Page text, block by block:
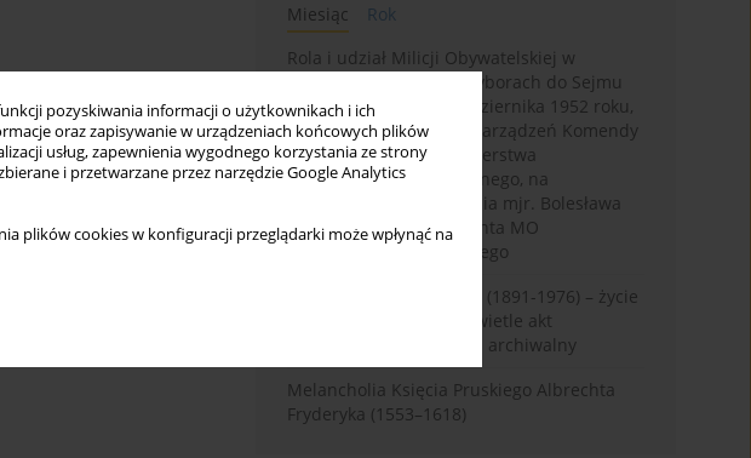
pozyskiwania informacji o użytkownikach i ich
oraz zapisywanie w urządzeniach końcowych plików
usług, zapewnienia wygodnego korzystania ze strony
i przetwarzane przez narzędzie Google Analytics
plików cookies w konfiguracji przeglądarki może wpłynąć na
Miesiąc
Rok
Rola i udział Milicji Obywatelskiej w
kampanii wyborczej i wyborach do Sejmu
PRL I kadencji z 26 października 1952 roku,
w świetle wytycznych i zarządzeń Komendy
Głównej MO oraz Ministerstwa
Bezpieczeństwa Publicznego, na
przykładzie sprawozdania mjr. Bolesława
Wyszyńskiego komendanta MO
województwa olsztyńskiego
Zygmunt Tadeusz Robel (1891-1976) – życie
i kariera zawodowa w świetle akt
osobowych. Rekonesans archiwalny
Melancholia Księcia Pruskiego Albrechta
Fryderyka (1553–1618)